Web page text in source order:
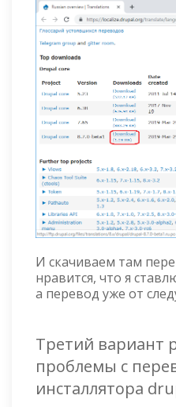
И скачиваем там
нравится, что я
а перевод уже от
Третий вариант
проблемы с
инсталлятора